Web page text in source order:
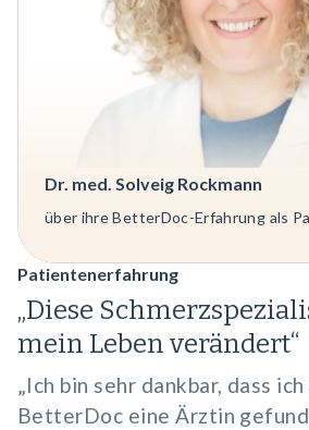
Dr. med. Solveig Rockmann
über ihre BetterDoc-Erfahrung als
Patientenerfahrung
„Diese
mein Leben verändert“
„Ich bin sehr dankbar, dass
BetterDoc eine Ärztin